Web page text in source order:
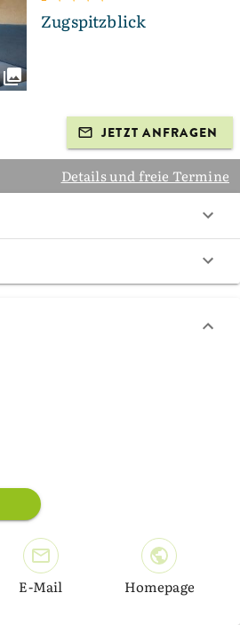
Zugspitzblick
JETZT ANFRAGEN
Details und freie Termine
E-Mail Homepage